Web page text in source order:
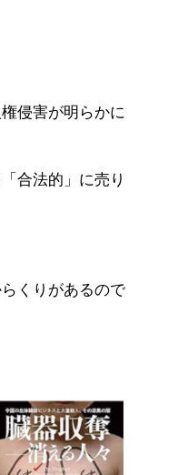
侵害が明らかに
合法的」に売り
くりがあるので